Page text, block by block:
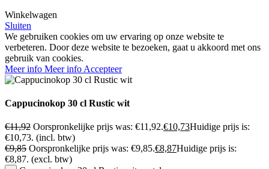
Winkelwagen
Sluiten
We gebruiken cookies om uw ervaring op onze website te
verbeteren. Door deze website te bezoeken, gaat u akkoord met ons
gebruik van cookies.
Meer info Meer info Accepteer
Cappucinokop 30 cl Rustic wit
€11,92 Oorspronkelijke prijs was: €11,92.€10,73Huidige prijs is:
€10,73. (incl. btw)
€9,85 Oorspronkelijke prijs was: €9,85.€8,87Huidige prijs is:
€8,87. (excl. btw)